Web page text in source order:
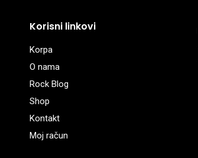
Korisni linkovi
Korpa
O nama
Rock Blog
Shop
Kontakt
Moj račun